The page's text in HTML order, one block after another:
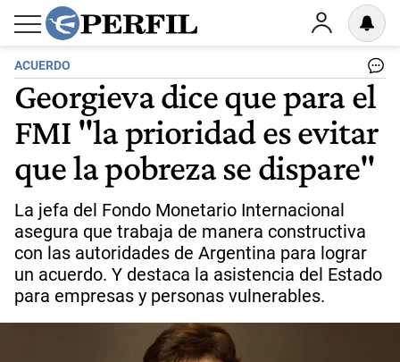
ACUERDO
Georgieva dice que para el
FMI "la prioridad es evitar
que la pobreza se dispare"
La jefa del Fondo Monetario Internacional
asegura que trabaja de manera constructiva
con las autoridades de Argentina para lograr
un acuerdo. Y destaca la asistencia del Estado
para empresas y personas vulnerables.